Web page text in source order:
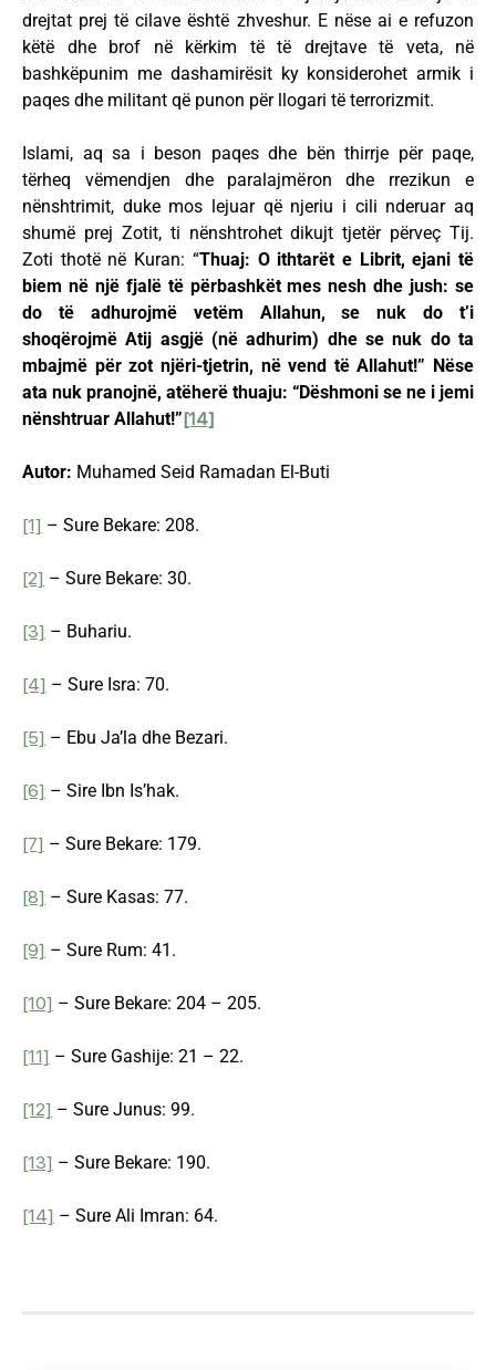
drejtat prej të cilave është zhveshur. E nëse ai e refuzon
këtë dhe brof në kërkim të të drejtave të veta, në
bashkëpunim me dashamirësit ky konsiderohet armik i
paqes dhe militant që punon për llogari të terrorizmit.
Islami, aq sa i beson paqes dhe bën thirrje për paqe,
tërheq vëmendjen dhe paralajmëron dhe rrezikun e
nënshtrimit, duke mos lejuar që njeriu i cili nderuar aq
shumë prej Zotit, ti nënshtrohet dikujt tjetër përveç Tij.
Zoti thotë në Kuran: “Thuaj: O ithtarët e Librit, ejani të
biem në një fjalë të përbashkët mes nesh dhe jush: se
do të adhurojmë vetëm Allahun, se nuk do t’i
shoqërojmë Atij asgjë (në adhurim) dhe se nuk do ta
mbajmë për zot njëri-tjetrin, në vend të Allahut!” Nëse
ata nuk pranojnë, atëherë thuaju: “Dëshmoni se ne i jemi
nënshtruar Allahut!”[14]
Autor: Muhamed Seid Ramadan El-Buti
[1] – Sure Bekare: 208.
[2] – Sure Bekare: 30.
[3] – Buhariu.
[4] – Sure Isra: 70.
[5] – Ebu Ja’la dhe Bezari.
[6] – Sire Ibn Is’hak.
[7] – Sure Bekare: 179.
[8] – Sure Kasas: 77.
[9] – Sure Rum: 41.
[10] – Sure Bekare: 204 – 205.
[11] – Sure Gashije: 21 – 22.
[12] – Sure Junus: 99.
[13] – Sure Bekare: 190.
[14] – Sure Ali Imran: 64.